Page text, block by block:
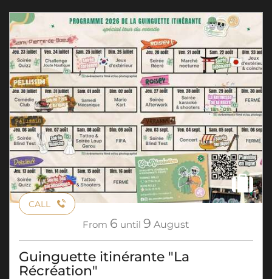
CALL
From 6 until 9 August
Guinguette itinérante "La
Récréation"